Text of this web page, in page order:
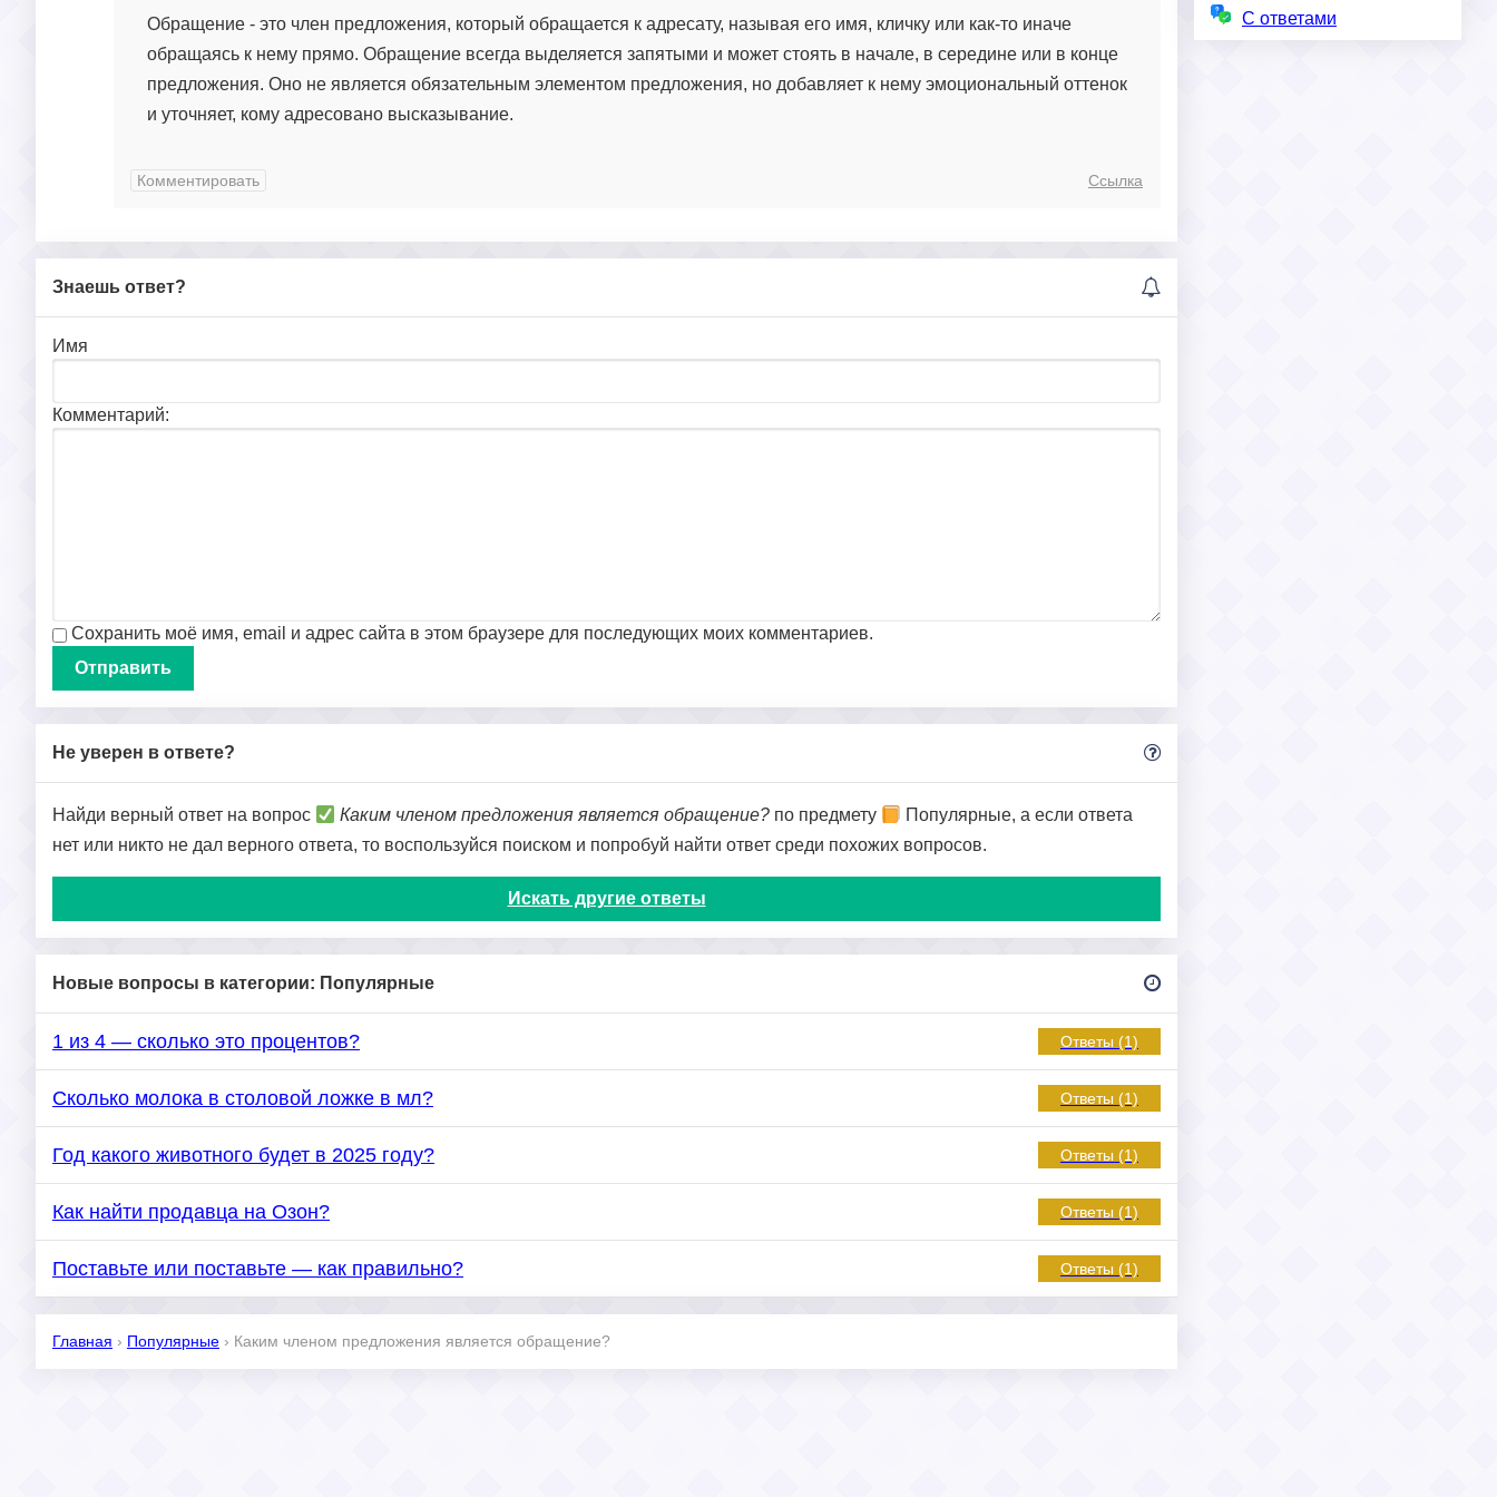
С ответами
Обращение - это член предложения, который обращается к адресату, называя его имя, кличку или как-то иначе
обращаясь к нему прямо. Обращение всегда выделяется запятыми и может стоять в начале, в середине или в конце
предложения. Оно не является обязательным элементом предложения, но добавляет к нему эмоциональный оттенок
и уточняет, кому адресовано высказывание.
Комментировать Ссылка
Знаешь ответ?
Имя
Комментарий:
Сохранить моё имя, email и адрес сайта в этом браузере для последующих моих комментариев.
Не уверен в ответе?
Найди верный ответ на вопрос Каким членом предложения является обращение? по предмету
Популярные, а если ответа
нет или никто не дал верного ответа, то воспользуйся поиском и попробуй найти ответ среди похожих вопросов.
Искать другие ответы
Новые вопросы в категории: Популярные
1 из 4 — сколько это процентов? Ответы (1)
Сколько молока в столовой ложке в мл? Ответы (1)
Год какого животного будет в 2025 году? Ответы (1)
Как найти продавца на Озон? Ответы (1)
Поставьте или поставьте — как правильно? Ответы (1)
Главная › Популярные › Каким членом предложения является обращение?